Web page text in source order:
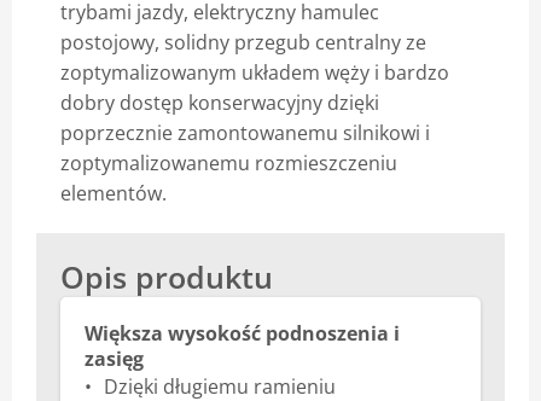
trybami jazdy, elektryczny hamulec
postojowy, solidny przegub centralny ze
zoptymalizowanym układem węży i bardzo
dobry dostęp konserwacyjny dzięki
poprzecznie zamontowanemu silnikowi i
zoptymalizowanemu rozmieszczeniu
elementów.
Opis produktu
Większa wysokość podnoszenia i
zasięg
Dzięki długiemu ramieniu